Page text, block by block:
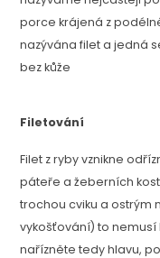
porce krájená z
nazývána filet a jedná
bez kůže
Filetování
Filet z ryby vznikne
páteře a žeberních
trochou cviku a ostrým
vykošťování) to nemusí
nařízněte tedy hlavu,